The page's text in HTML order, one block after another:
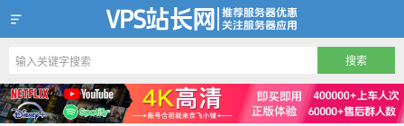
VPS站长网